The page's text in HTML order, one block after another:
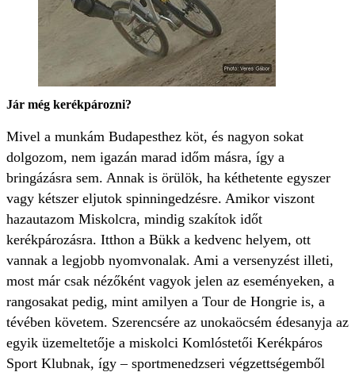
Jár még kerékpározni?
Mivel a munkám Budapesthez köt, és nagyon sokat
dolgozom, nem igazán marad időm másra, így a
bringázásra sem. Annak is örülök, ha kéthetente egyszer
vagy kétszer eljutok spinningedzésre. Amikor viszont
hazautazom Miskolcra, mindig szakítok időt
kerékpározásra. Itthon a Bükk a kedvenc helyem, ott
vannak a legjobb nyomvonalak. Ami a versenyzést illeti,
most már csak nézőként vagyok jelen az eseményeken, a
rangosakat pedig, mint amilyen a Tour de Hongrie is, a
tévében követem. Szerencsére az unokaöcsém édesanyja az
egyik üzemeltetője a miskolci Komlóstetői Kerékpáros
Sport Klubnak, így – sportmenedzseri végzettségemből